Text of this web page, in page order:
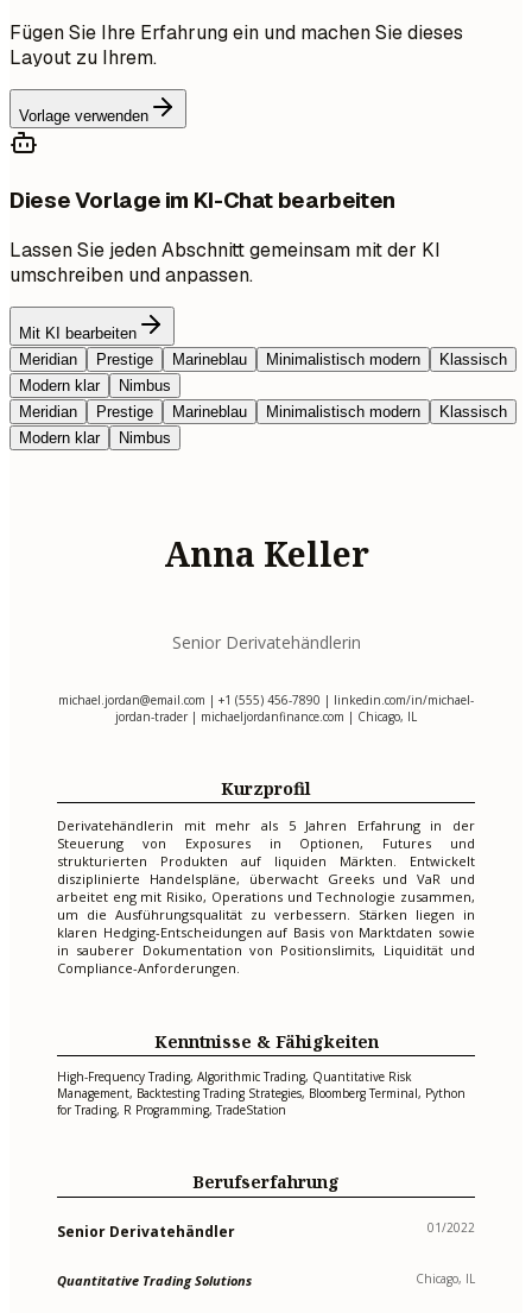
Fügen Sie Ihre Erfahrung ein und machen Sie dieses
Layout zu Ihrem.
Vorlage verwenden
Diese Vorlage im KI-Chat bearbeiten
Lassen Sie jeden Abschnitt gemeinsam mit der KI
umschreiben und anpassen.
Mit KI bearbeiten
Meridian
Prestige Marineblau Minimalistisch modern
Klassisch
Modern klar
Nimbus
Meridian
Prestige Marineblau Minimalistisch modern
Klassisch
Modern klar
Nimbus
Anna Keller
Senior Derivatehändlerin
michael.jordan@email.com | +1 (555) 456-7890 | linkedin.com/in/michael-
jordan-trader | michaeljordanfinance.com | Chicago, IL
Kurzprofil
Derivatehändlerin mit mehr als 5 Jahren Erfahrung in der
Steuerung von Exposures in Optionen, Futures und
strukturierten Produkten auf liquiden Märkten. Entwickelt
disziplinierte Handelspläne, überwacht Greeks und VaR und
arbeitet eng mit Risiko, Operations und Technologie zusammen,
um die Ausführungsqualität zu verbessern. Stärken liegen in
klaren Hedging-Entscheidungen auf Basis von Marktdaten sowie
in sauberer Dokumentation von Positionslimits, Liquidität und
Compliance-Anforderungen.
Kenntnisse & Fähigkeiten
High-Frequency Trading, Algorithmic Trading, Quantitative Risk
Management, Backtesting Trading Strategies, Bloomberg Terminal, Python
for Trading, R Programming, TradeStation
Berufserfahrung
Senior Derivatehändler 01/2022
Quantitative Trading Solutions Chicago, IL